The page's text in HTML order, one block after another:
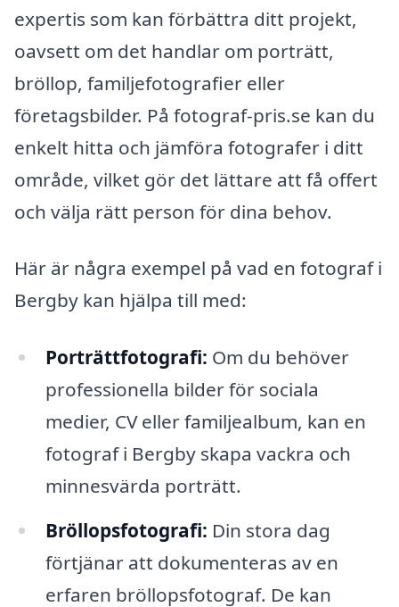
expertis som kan förbättra ditt projekt,
oavsett om det handlar om porträtt,
bröllop, familjefotografier eller
företagsbilder. På fotograf-pris.se kan du
enkelt hitta och jämföra fotografer i ditt
område, vilket gör det lättare att få offert
och välja rätt person för dina behov.
Här är några exempel på vad en fotograf i
Bergby kan hjälpa till med:
Porträttfotografi: Om du behöver
professionella bilder för sociala
medier, CV eller familjealbum, kan en
fotograf i Bergby skapa vackra och
minnesvärda porträtt.
Bröllopsfotografi: Din stora dag
förtjänar att dokumenteras av en
erfaren bröllopsfotograf. De kan